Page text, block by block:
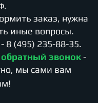
заказ, нужна
иные вопросы.
8 (495) 235-88-35.
обратный звонок -
мы сами вам